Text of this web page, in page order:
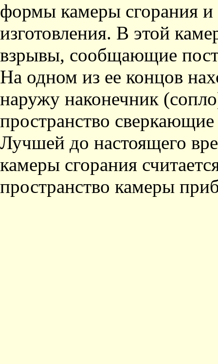
формы камеры сгорания и
изготовления. В этой
взрывы, сообщающие
На одном из ее концов
наружу наконечник
пространство
Лучшей до настоящего
камеры сгорания
пространство камеры